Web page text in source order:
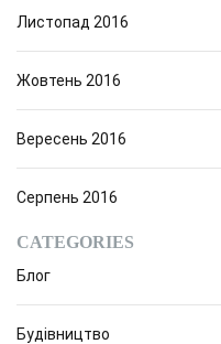
Листопад 2016
Жовтень 2016
Вересень 2016
Серпень 2016
CATEGORIES
Блог
Будівництво